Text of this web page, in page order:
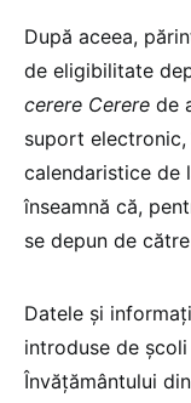
După aceea,
de eligibilitate
cerere Cerere de
suport
calendaristice de
înseamnă că,
se depun de
Datele și
introduse de
Învățământului